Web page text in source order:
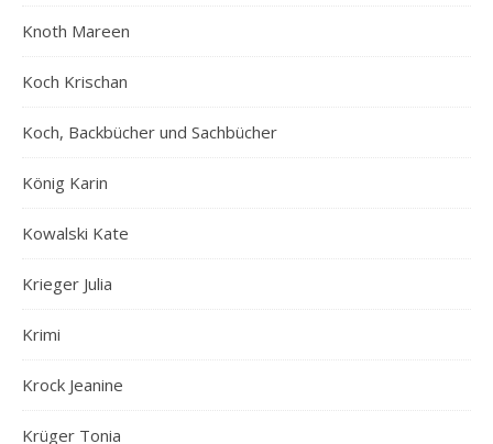
Knoth Mareen
Koch Krischan
Koch, Backbücher und Sachbücher
König Karin
Kowalski Kate
Krieger Julia
Krimi
Krock Jeanine
Krüger Tonia